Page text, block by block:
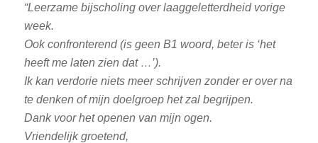
“Leerzame bijscholing over laaggeletterdheid vorige
week.
Ook confronterend (is geen B1 woord, beter is ‘het
heeft me laten zien dat …’).
Ik kan verdorie niets meer schrijven zonder er over na
te denken of mijn doelgroep het zal begrijpen.
Dank voor het openen van mijn ogen.
Vriendelijk groetend,